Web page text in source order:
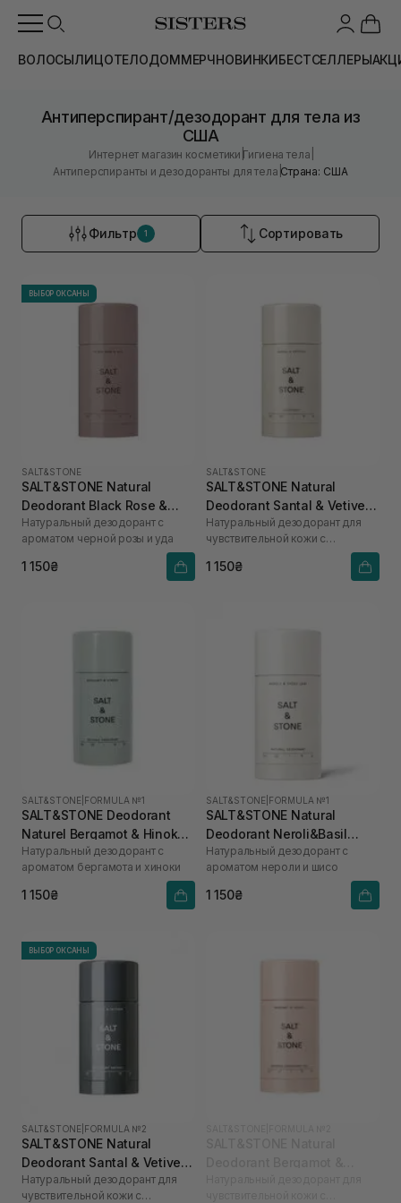
ВОЛОСЫЛИЦОТЕЛОДОММЕРЧНОВИНКИБЕСТСЕЛЛЕРЫ
Антиперспирант/дезодорант для тела из
США
Интернет магазин косметики |Гигиена тела
Антиперспиранты и дезодоранты для тела |Страна: США
Фильтр 1 Сортировать
ВЫБОР ОКСАНЫ
SALT&STONE
SALT&STONE Natural
Deodorant Black Rose &
Oud - Formula Nº 1 75 г
Натуральный дезодорант с
ароматом черной розы и уда
1 150₴
SALT&STONE
SALT&STONE Natural
Deodorant Santal & Vetiver
Formula №1 (Sensitive Skin)
75 г
Натуральный дезодорант для
чувствительной кожи с
ароматом сандалового дерева
и ветивера
1 150₴
SALT&STONE FORMULA №1
SALT&STONE Deodorant
Naturel Bergamot & Hinoka
Formula №1 75 г
Натуральный дезодорант с
ароматом бергамота и хиноки
1 150₴
SALT&STONE FORMULA №1
SALT&STONE Natural
Deodorant Neroli&Basil
Formula №1
Натуральный дезодорант с
ароматом нероли и шисо
1 150₴
ВЫБОР ОКСАНЫ
SALT&STONE FORMULA №2
SALT&STONE Natural
Deodorant Santal & Vetiver
Formula №2 (Sensitive Skin)
75 г
Натуральный дезодорант для
чувствительной кожи с